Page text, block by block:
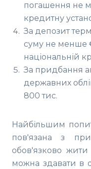
погашення не
кредитну
За депозит
суму не менше
національній
За придбання
державних
800 тис.
Найбільшим
пов'язана з
обов'язково жити
можна здавати в